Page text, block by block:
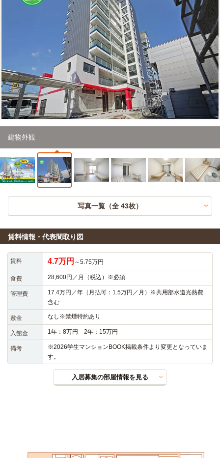
建物外観
2
写真一覧（全 43枚）
賃料情報・代表間取り図
賃料 4.7万円 ～5.75万円
食費 28,600円／月（税込）※必須
管理費
17.4万円／年（月払可：1.5万円／月）※共用部水道光熱費
含む
敷金 なし※禁煙特約あり
入館金 1年：8万円 2年：15万円
備考
※2026学生マンションBOOK掲載条件より変更となっていま
す。
入居募集の部屋情報を見る